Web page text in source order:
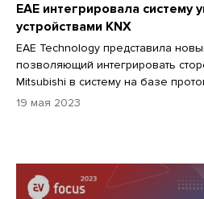
EAE интегрировала систему
устройствами KNX
EAE Technology представила
позволяющий интегрировать
Mitsubishi в систему на базе
19 мая 2023